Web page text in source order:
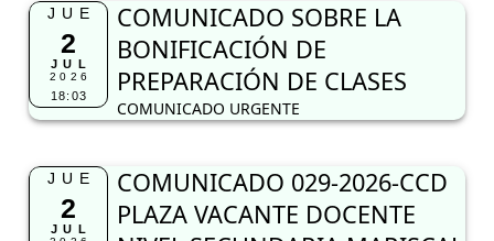
JUE
2
JUL
2026
18:03
COMUNICADO SOBRE LA
BONIFICACIÓN DE
PREPARACIÓN DE CLASES
COMUNICADO URGENTE
JUE
2
JUL
COMUNICADO 029-2026-CCD
PLAZA VACANTE DOCENTE